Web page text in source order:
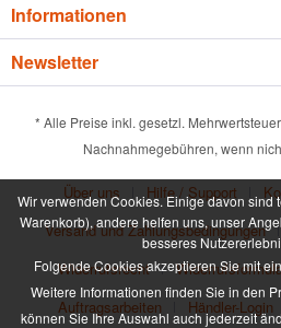
Informationen
Newsletter
* Alle Preise inkl. gesetzl.
Nachnahmegebühren, wenn
Über uns Hilfe / Support
Versand und Zahlungsbedingungen
Widerrufsrecht
Auftragsarbeiten
Händler-Login
Wir verwenden Cookies. Einige davon sind
Warenkorb), andere helfen uns, unser
besseres
Folgende Cookies akzeptieren Sie mit
Weitere Informationen finden Sie in den
können Sie Ihre Auswahl auch jederzeit